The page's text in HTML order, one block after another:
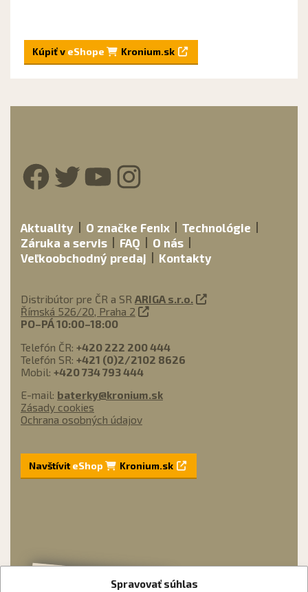
Spravovať súhlas
Kúpiť v eShope Kronium.sk
Facebook
Twitter
YouTube
Aktuality O značke Fenix
Technológie
Záruka a servis
FAQ
O nás
Veľkoobchodný predaj
Kontakty
Distribútor pre ČR a SR ARIGA s.r.o.
Římská 526/20, Praha 2
PO–PÁ 10:00–18:00
Telefón ČR: +420 222 200 444
Telefón SR: +421 (0)2/2102 8626
Mobil: +420 734 793 444
E-mail: baterky@kronium.sk
Zásady cookies
Ochrana osobných údajov
NavštíviteShop Kronium.sk